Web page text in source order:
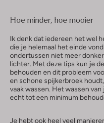
Hoe minder, hoe mooier
Ik denk dat iedereen het wel
die je helemaal het einde
ondertussen niet meer
lichter. Met deze tips kun je
behouden en dit probleem
en schone spijkerbroek
vaak wassen. Het wassen
echt tot een minimum
Je hebt ook heel veel